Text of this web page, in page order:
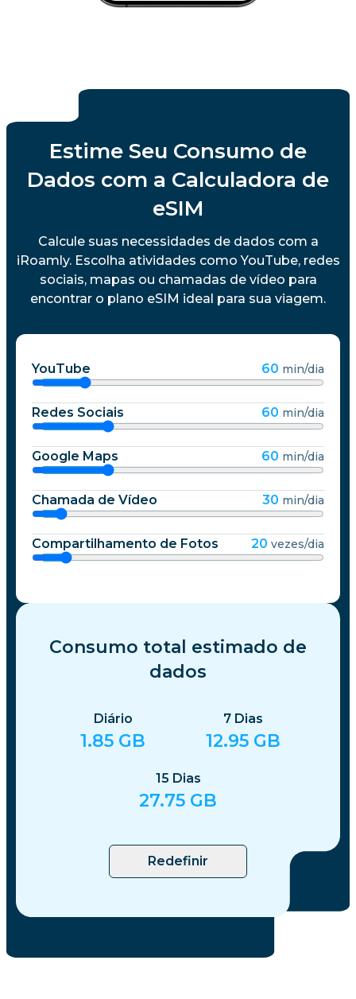
Estime Seu Consumo de
Dados com a Calculadora de
eSIM
Calcule suas necessidades de dados com a
iRoamly. Escolha atividades como YouTube, redes
sociais, mapas ou chamadas de vídeo para
encontrar o plano eSIM ideal para sua viagem.
YouTube 60 min/dia
Redes Sociais 60 min/dia
Google Maps 60 min/dia
Chamada de Vídeo 30 min/dia
Compartilhamento de Fotos 20 vezes/dia
Consumo total estimado de
dados
Diário
1.85 GB
7 Dias
12.95 GB
15 Dias
27.75 GB
Redefinir